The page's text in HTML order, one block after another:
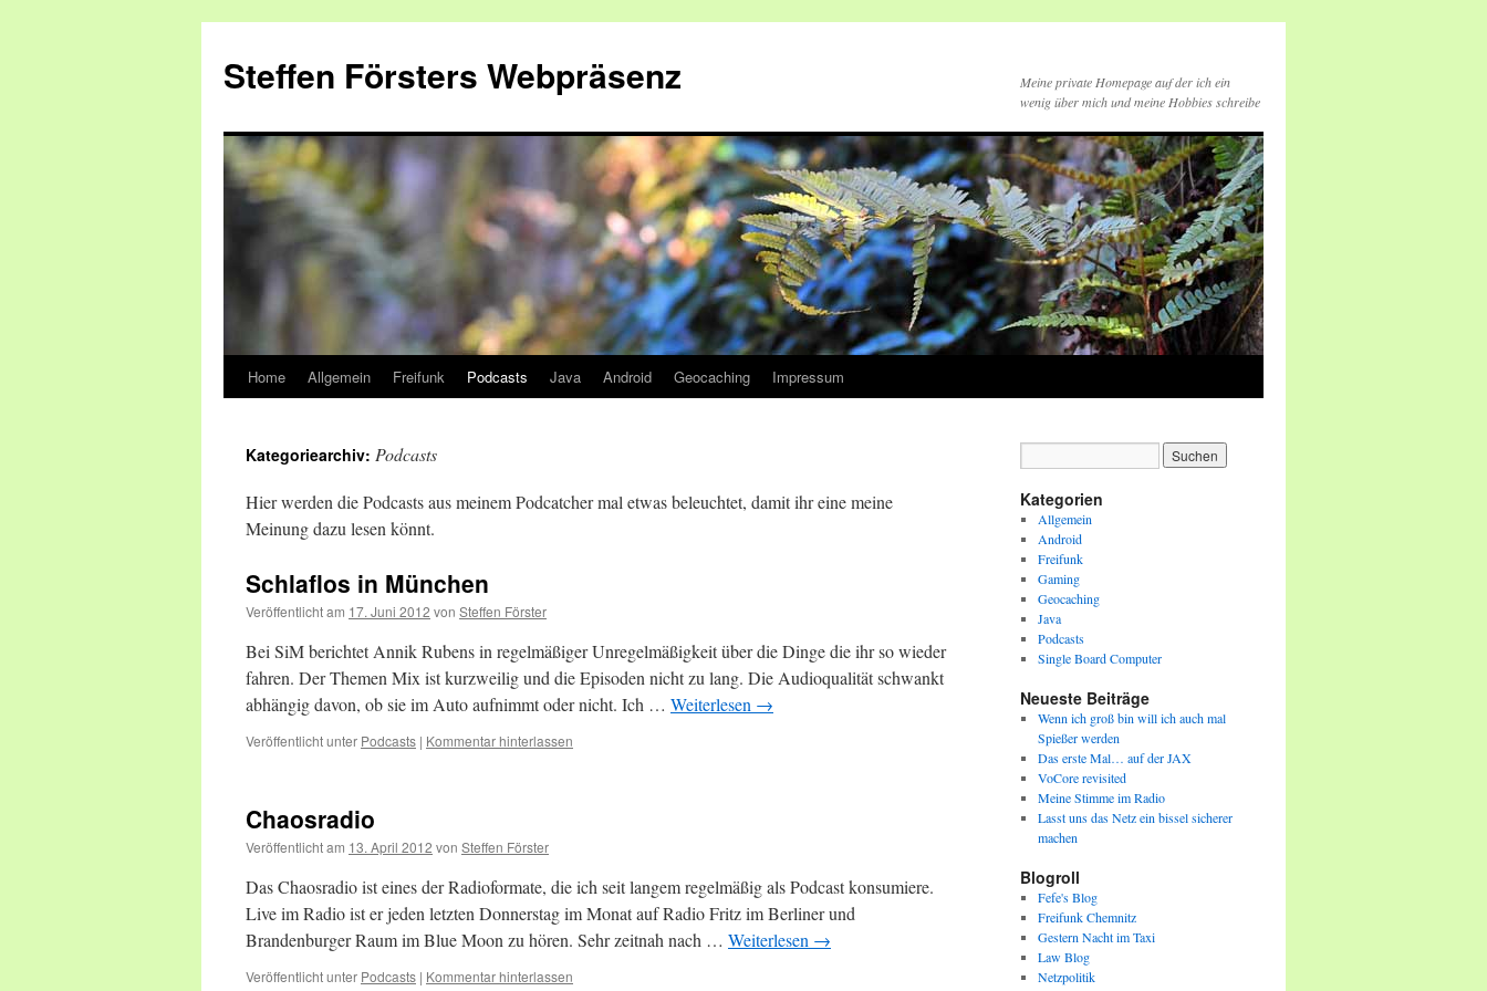
springen
Steffen Försters Webpräsenz
Meine private Homepage auf der ich ein
wenig über mich und meine Hobbies schreibe
Home Allgemein Freifunk Podcasts Java Android Geocaching Impressum
Kategoriearchiv: Podcasts
Hier werden die Podcasts aus meinem Podcatcher mal etwas beleuchtet, damit ihr eine meine
Meinung dazu lesen könnt.
Schlaflos in München
Veröffentlicht am 17. Juni 2012 von Steffen Förster
Bei SiM berichtet Annik Rubens in regelmäßiger Unregelmäßigkeit über die Dinge die ihr so wieder
fahren. Der Themen Mix ist kurzweilig und die Episoden nicht zu lang. Die Audioqualität schwankt
abhängig davon, ob sie im Auto aufnimmt oder nicht. Ich … Weiterlesen →
Veröffentlicht unter Podcasts | Kommentar hinterlassen
Chaosradio
Veröffentlicht am 13. April 2012 von Steffen Förster
Das Chaosradio ist eines der Radioformate, die ich seit langem regelmäßig als Podcast konsumiere.
Live im Radio ist er jeden letzten Donnerstag im Monat auf Radio Fritz im Berliner und
Brandenburger Raum im Blue Moon zu hören. Sehr zeitnah nach … Weiterlesen →
Veröffentlicht unter Podcasts | Kommentar hinterlassen
Kategorien
Allgemein
Android
Freifunk
Gaming
Geocaching
Java
Podcasts
Single Board Computer
Neueste Beiträge
Wenn ich groß bin will ich auch mal
Spießer werden
Das erste Mal… auf der JAX
VoCore revisited
Meine Stimme im Radio
Lasst uns das Netz ein bissel sicherer
machen
Blogroll
Fefe's Blog
Freifunk Chemnitz
Gestern Nacht im Taxi
Law Blog
Netzpolitik